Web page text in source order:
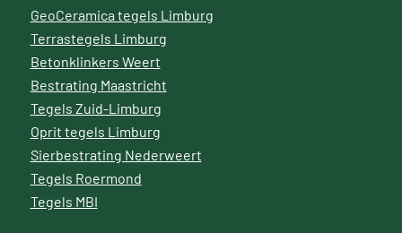
GeoCeramica tegels Limburg
Terrastegels Limburg
Betonklinkers Weert
Bestrating Maastricht
Tegels Zuid-Limburg
Oprit tegels Limburg
Sierbestrating Nederweert
Tegels Roermond
Tegels MBI